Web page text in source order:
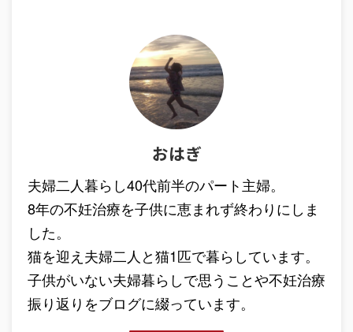
おはぎ
夫婦二人暮らし40代前半のパート主婦。
8年の不妊治療を子供に恵まれず終わりにしま
した。
猫を迎え夫婦二人と猫1匹で暮らしています。
子供がいない夫婦暮らしで思うことや不妊治療
振り返りをブログに綴っています。